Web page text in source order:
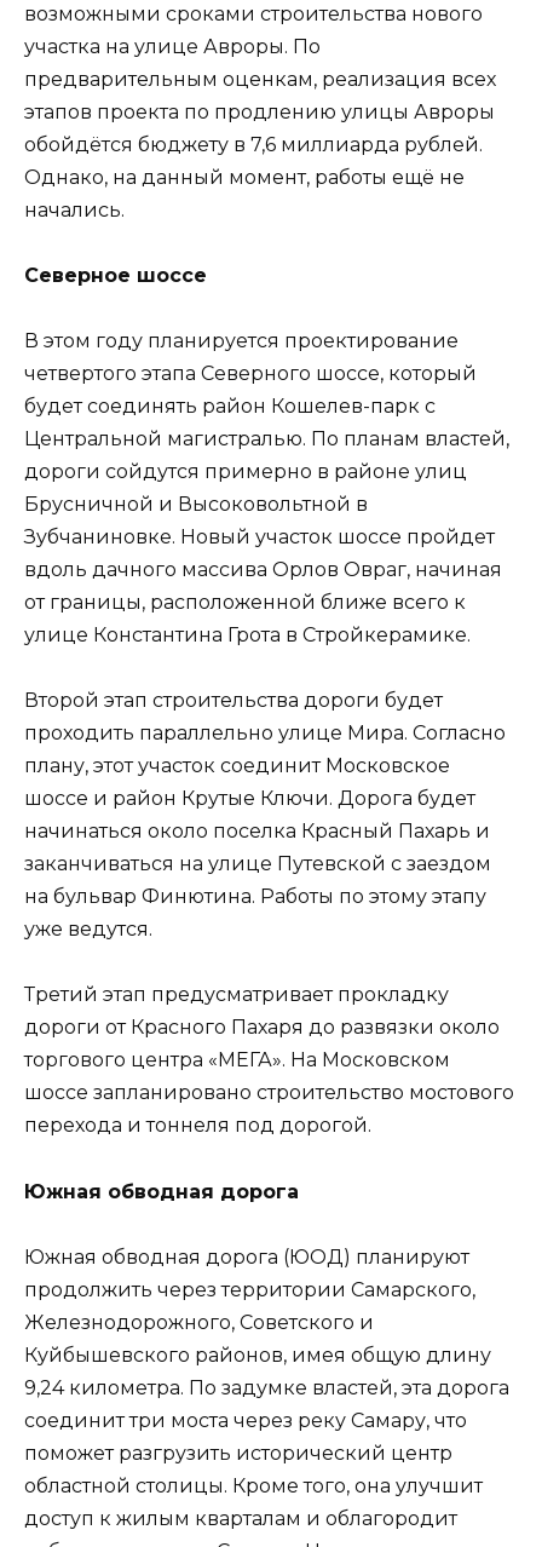
возможными сроками строительства нового
участка на улице Авроры. По
предварительным оценкам, реализация всех
этапов проекта по продлению улицы Авроры
обойдётся бюджету в 7,6 миллиарда рублей.
Однако, на данный момент, работы ещё не
начались.
Северное шоссе
В этом году планируется проектирование
четвертого этапа Северного шоссе, который
будет соединять район Кошелев-парк с
Центральной магистралью. По планам властей,
дороги сойдутся примерно в районе улиц
Брусничной и Высоковольтной в
Зубчаниновке. Новый участок шоссе пройдет
вдоль дачного массива Орлов Овраг, начиная
от границы, расположенной ближе всего к
улице Константина Грота в Стройкерамике.
Второй этап строительства дороги будет
проходить параллельно улице Мира. Согласно
плану, этот участок соединит Московское
шоссе и район Крутые Ключи. Дорога будет
начинаться около поселка Красный Пахарь и
заканчиваться на улице Путевской с заездом
на бульвар Финютина. Работы по этому этапу
уже ведутся.
Третий этап предусматривает прокладку
дороги от Красного Пахаря до развязки около
торгового центра «МЕГА». На Московском
шоссе запланировано строительство мостового
перехода и тоннеля под дорогой.
Южная обводная дорога
Южная обводная дорога (ЮОД) планируют
продолжить через территории Самарского,
Железнодорожного, Советского и
Куйбышевского районов, имея общую длину
9,24 километра. По задумке властей, эта дорога
соединит три моста через реку Самару, что
поможет разгрузить исторический центр
областной столицы. Кроме того, она улучшит
доступ к жилым кварталам и облагородит